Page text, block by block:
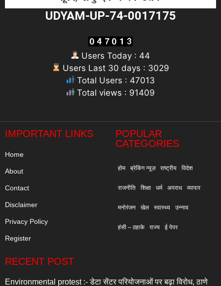
UDYAM-UP-74-0017175
Users Today : 44
Users Last 30 days : 3029
Total Users : 47013
Total views : 91409
IMPORTANT LINKS
Home
About
Contact
Disclaimer
Privacy Policy
Register
POPULAR
CATEGORIES
होम ब्रेकिंग न्यूज़ राष्ट्रीय विदेश
राजनीति शिक्षा धर्म अपराध व्यापार
मनोरंजन खेल स्वास्थ्य उन्नाव
हंसी – ठहाके राज्य ई पेपर
RECENT POST
Environmental protest :- डेटा सेंटर परियोजनाओं पर बढ़ा विरोध, ठाणे